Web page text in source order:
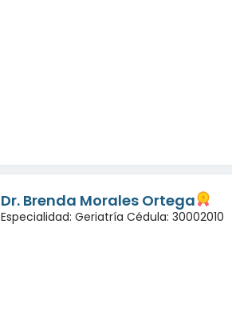
Dr. Brenda Morales Ortega
Especialidad: Geriatría Cédula: 30002010